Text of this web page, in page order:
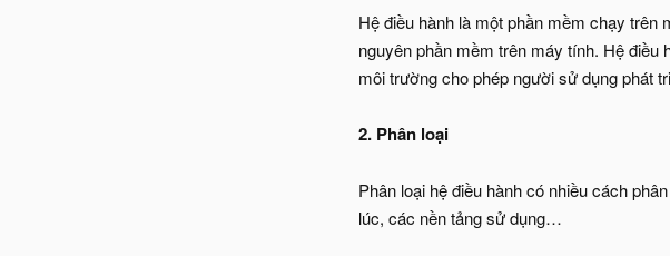
Hệ điều hành là một phần mềm chạy
nguyên phần mềm trên máy tính. Hệ điều
môi trường cho phép người sử dụng phát
2. Phân loại
Phân loại hệ điều hành có nhiều cách
lúc, các nền tảng sử dụng…